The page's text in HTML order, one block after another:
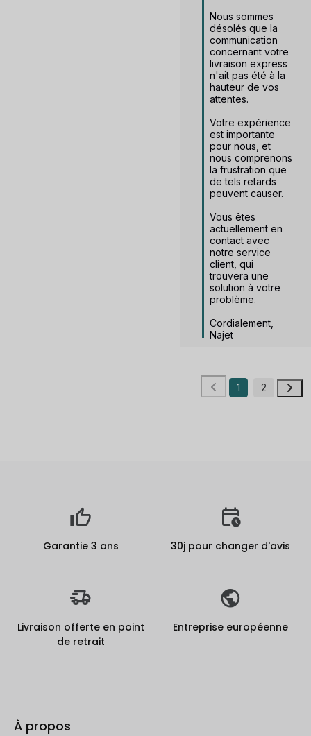
Nous sommes
désolés que la
communication
concernant votre
livraison express
n'ait pas été à la
hauteur de vos
attentes.
Votre expérience
est importante
pour nous, et
nous comprenons
la frustration que
de tels retards
peuvent causer.
Vous êtes
actuellement en
contact avec
notre service
client, qui
trouvera une
solution à votre
problème.
Cordialement,
Najet
1 2
Garantie 3 ans 30j pour changer d'avis
Livraison offerte en point
de retrait
Entreprise européenne
À propos